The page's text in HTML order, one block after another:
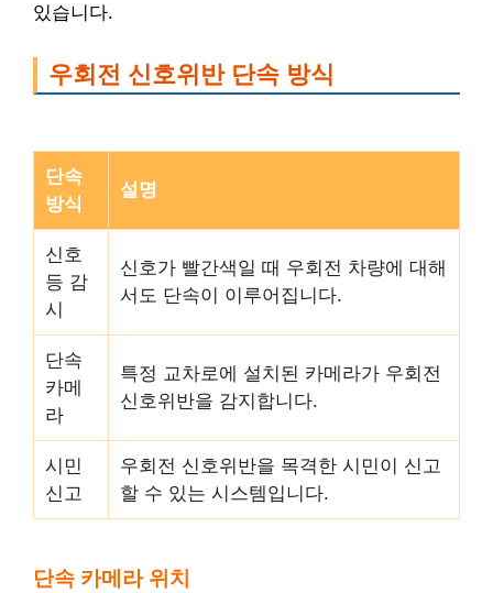
있습니다.
우회전 신호위반 단속 방식
단속
방식
설명
신호
등 감
시
신호가 빨간색일 때 우회전 차량에 대해
서도 단속이 이루어집니다.
단속
카메
라
특정 교차로에 설치된 카메라가 우회전
신호위반을 감지합니다.
시민
신고
우회전 신호위반을 목격한 시민이 신고
할 수 있는 시스템입니다.
단속 카메라 위치